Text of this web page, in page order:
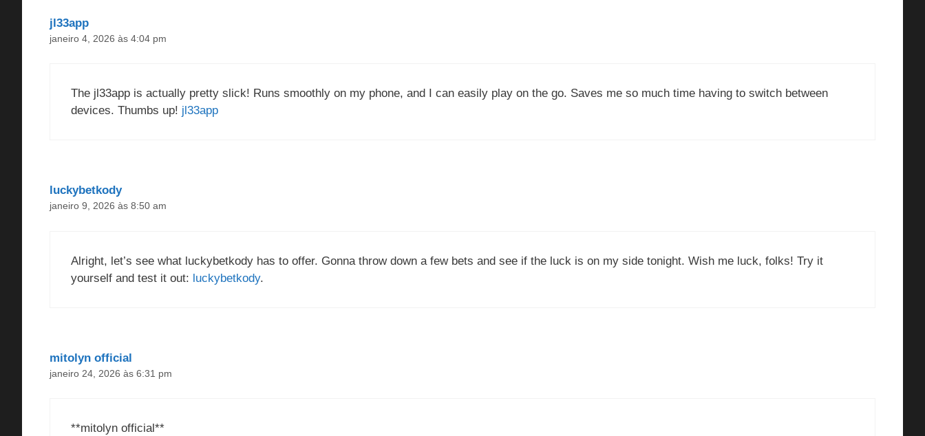
jl33app
janeiro 4, 2026 às 4:04 pm
The jl33app is actually pretty slick! Runs smoothly on my phone, and I can easily play on the go. Saves me so much time having to switch between
devices. Thumbs up! jl33app
luckybetkody
janeiro 9, 2026 às 8:50 am
Alright, let’s see what luckybetkody has to offer. Gonna throw down a few bets and see if the luck is on my side tonight. Wish me luck, folks! Try it
yourself and test it out: luckybetkody.
mitolyn official
janeiro 24, 2026 às 6:31 pm
**mitolyn official**